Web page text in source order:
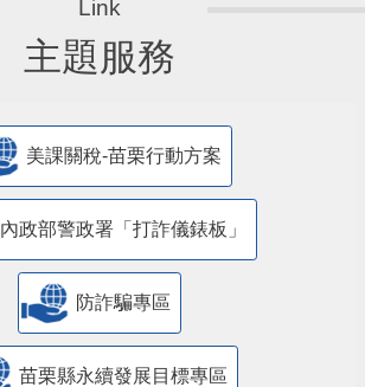
主題服務
美課關稅-苗栗行動方案
內政部警政署「打詐儀錶板」
防詐騙專區
苗栗縣永續發展目標專區